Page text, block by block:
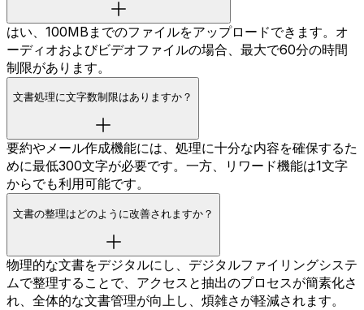
はい、100MBまでのファイルをアップロードできます。オ
ーディオおよびビデオファイルの場合、最大で60分の時間
制限があります。
文書処理に文字数制限はありますか？
要約やメール作成機能には、処理に十分な内容を確保するた
めに最低300文字が必要です。一方、リワード機能は1文字
からでも利用可能です。
文書の整理はどのように改善されますか？
物理的な文書をデジタルにし、デジタルファイリングシステ
ムで整理することで、アクセスと抽出のプロセスが簡素化さ
れ、全体的な文書管理が向上し、煩雑さが軽減されます。